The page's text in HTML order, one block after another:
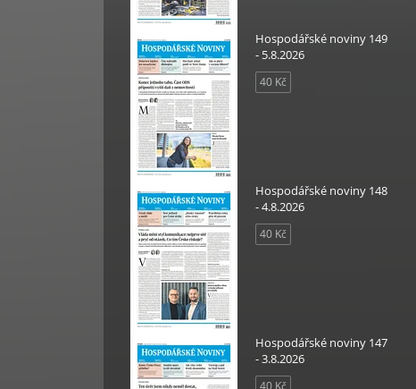
Hospodářské noviny 149
- 5.8.2026
40 Kč
Hospodářské noviny 148
- 4.8.2026
40 Kč
Hospodářské noviny 147
- 3.8.2026
40 Kč